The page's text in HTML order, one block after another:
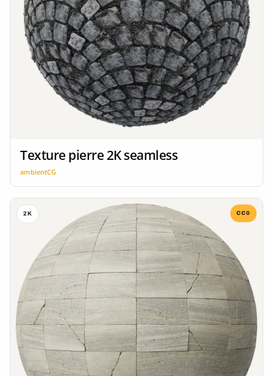
Texture pierre 2K seamless
ambientCG
2K CC0